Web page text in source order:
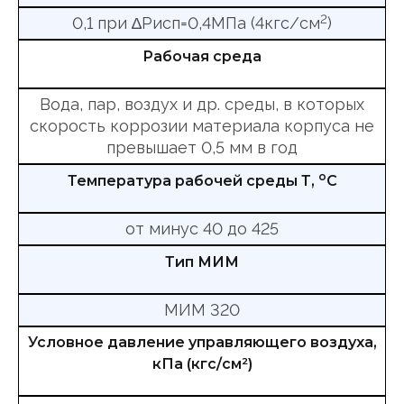
0,1 при ∆Рисп=0,4МПа (4кгс/см2)
Рабочая среда
Вода, пар, воздух и др. среды, в которых
скорость коррозии материала корпуса не
превышает 0,5 мм в год
Температура рабочей среды Т, оС
от минус 40 до 425
Тип МИМ
МИМ 320
Условное давление управляющего воздуха,
кПа (кгс/см²)